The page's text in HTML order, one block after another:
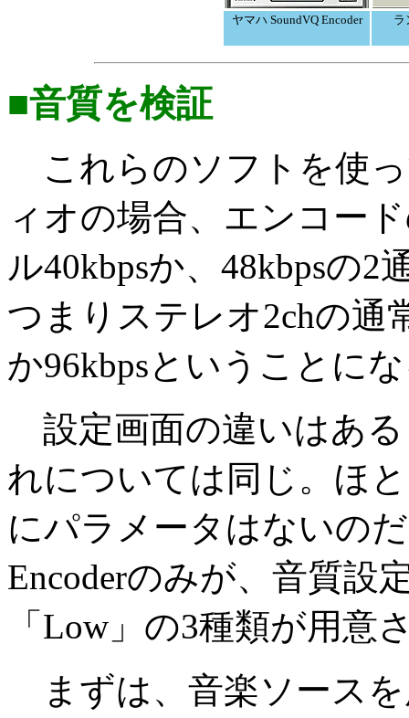
ヤマハ SoundVQ Encoder ラ
■音質を検証
これらのソフトを使
ィオの場合、エンコー
ル40kbpsか、48kbpsの
つまりステレオ2chの通
か96kbpsということに
設定画面の違いはあ
れについては同じ。ほ
にパラメータはないの
Encoderのみが、音質設
「Low」の3種類が用意
まずは、音楽ソース